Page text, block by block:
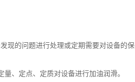
的问题进行处理或定期需要对设备的保
、定点、定质对设备进行加油润滑。